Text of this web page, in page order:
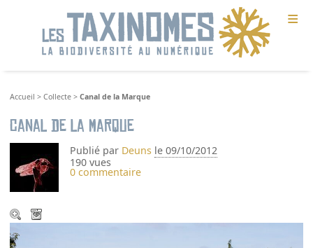
≡
Accueil >Collecte >Canal de la Marque
Canal de la Marque
Publié par Deuns le 09/10/2012
190 vues
0 commentaire